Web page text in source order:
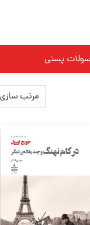
پستی